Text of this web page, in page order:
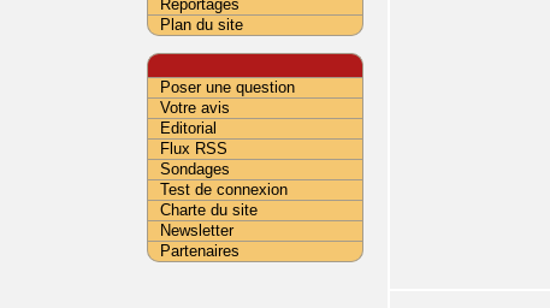
Reportages
Plan du site
Poser une question
Votre avis
Editorial
Flux RSS
Sondages
Test de connexion
Charte du site
Newsletter
Partenaires